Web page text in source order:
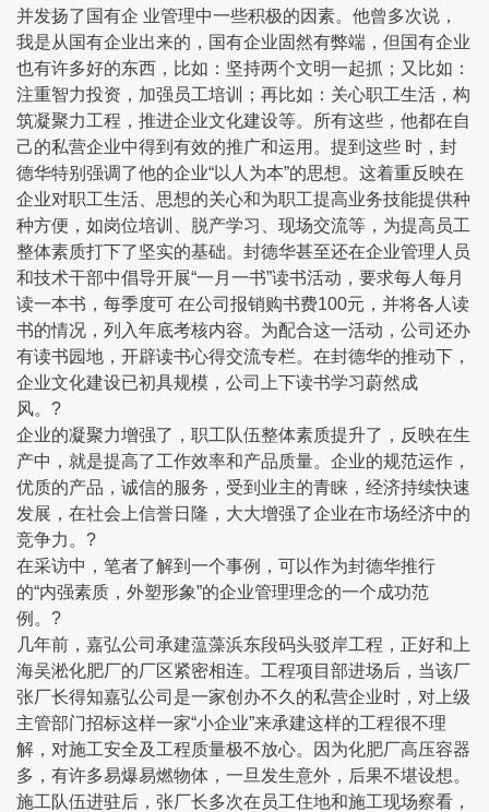
并发扬了国有企 业管理中一些积极的因素。他曾多次说，
我是从国有企业出来的，国有企业固然有弊端，但国有企业
也有许多好的东西，比如：坚持两个文明一起抓；又比如：
注重智力投资，加强员工培训；再比如：关心职工生活，构
筑凝聚力工程，推进企业文化建设等。所有这些，他都在自
己的私营企业中得到有效的推广和运用。提到这些 时，封
德华特别强调了他的企业“以人为本”的思想。这着重反映在
企业对职工生活、思想的关心和为职工提高业务技能提供种
种方便，如岗位培训、脱产学习、现场交流等，为提高员工
整体素质打下了坚实的基础。封德华甚至还在企业管理人员
和技术干部中倡导开展“一月一书”读书活动，要求每人每月
读一本书，每季度可 在公司报销购书费100元，并将各人读
书的情况，列入年底考核内容。为配合这一活动，公司还办
有读书园地，开辟读书心得交流专栏。在封德华的推动下，
企业文化建设已初具规模，公司上下读书学习蔚然成
风。?
企业的凝聚力增强了，职工队伍整体素质提升了，反映在生
产中，就是提高了工作效率和产品质量。企业的规范运作，
优质的产品，诚信的服务，受到业主的青睐，经济持续快速
发展，在社会上信誉日隆，大大增强了企业在市场经济中的
竞争力。?
在采访中，笔者了解到一个事例，可以作为封德华推行
的“内强素质，外塑形象”的企业管理理念的一个成功范
例。?
几年前，嘉弘公司承建蕰藻浜东段码头驳岸工程，正好和上
海吴淞化肥厂的厂区紧密相连。工程项目部进场后，当该厂
张厂长得知嘉弘公司是一家创办不久的私营企业时，对上级
主管部门招标这样一家“小企业”来承建这样的工程很不理
解，对施工安全及工程质量极不放心。因为化肥厂高压容器
多，有许多易爆易燃物体，一旦发生意外，后果不堪设想。
施工队伍进驻后，张厂长多次在员工住地和施工现场察看，